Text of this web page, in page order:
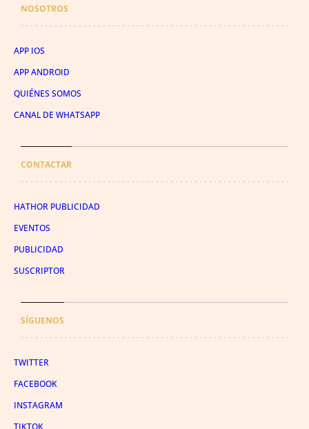
NOSOTROS
APP IOS
APP ANDROID
QUIÉNES SOMOS
CANAL DE WHATSAPP
CONTACTAR
HATHOR PUBLICIDAD
EVENTOS
PUBLICIDAD
SUSCRIPTOR
SÍGUENOS
TWITTER
FACEBOOK
INSTAGRAM
TIKTOK